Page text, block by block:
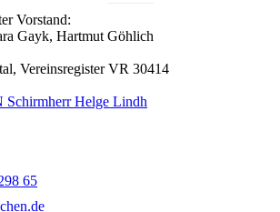
Vorstand:
Gayk, Hartmut Göhlich
Vereinsregister VR 30414
Helge Lindh
65